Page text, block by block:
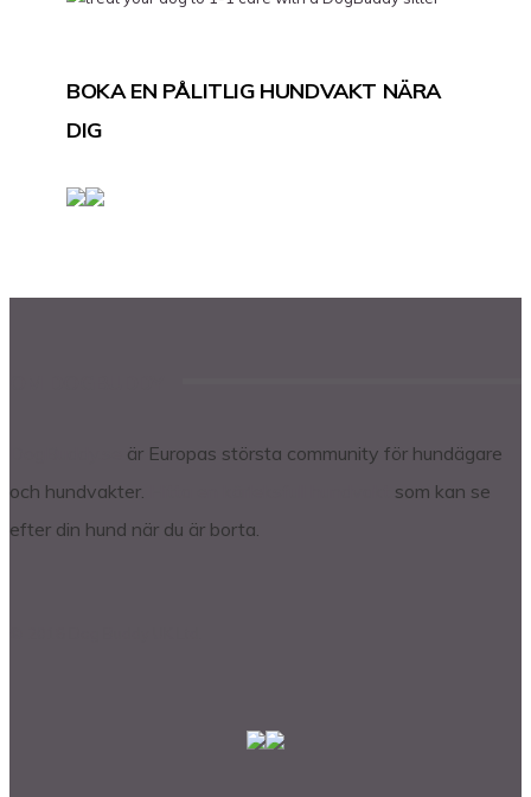
BOKA EN PÅLITLIG HUNDVAKT NÄRA
DIG
är Europas största community för hundägare
och hundvakter.
som kan se
efter din hund när du är borta.